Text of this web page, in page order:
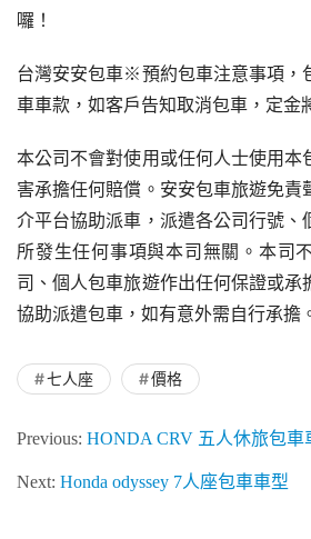
囉！
台灣安安包車※預約包車注意事項，
車車款，如客戶告知取消包車，定金
本公司不會對使用或任何人士使用本
害承擔任何賠償。安安包車旅遊免責
介平台協助派車，派遣各公司行號、
所發生任何事項與本司無關。本司
司、個人包車旅遊作出任何保證或承
協助派遣包車，如有意外需自行承擔
七人座 價格
Previous: HONDA CRV 五人休旅包車
Next: Honda odyssey 7人座包車車型